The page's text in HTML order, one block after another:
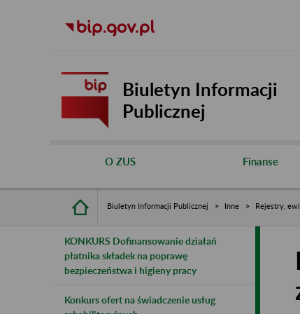
Biuletyn Informacji
Publicznej
O ZUS Finanse
Biuletyn Informacji Publicznej Inne Rejestry,
KONKURS Dofinansowanie działań
płatnika składek na poprawę
bezpieczeństwa i higieny pracy
Konkurs ofert na świadczenie usług